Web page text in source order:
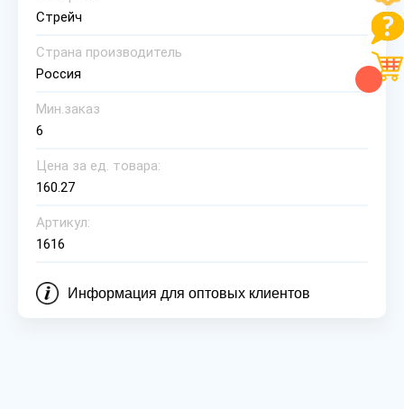
Стрейч
Страна производитель
Россия
Мин.заказ
6
Цена за ед. товара:
160.27
Артикул:
1616
Информация для оптовых клиентов